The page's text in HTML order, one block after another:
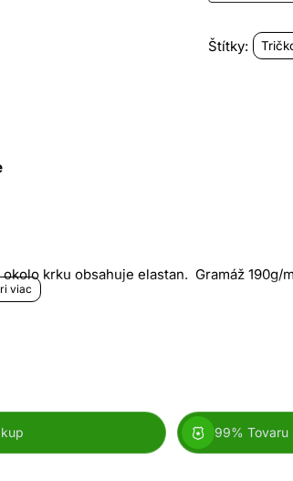
Štítky:
krku obsahuje elastan. Gramáž 190g/
99% Tovaru